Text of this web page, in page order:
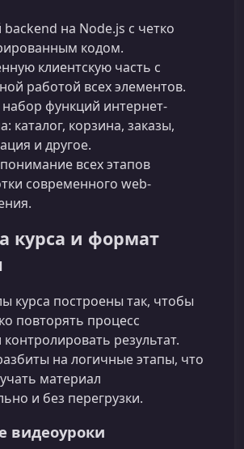
backend на Node.js с четко
кодом.
клиентскую часть с
работой всех элементов.
функций интернет-
каталог, корзина, заказы,
и другое.
всех этапов
современного web-
курса и формат
курса построены так, чтобы
повторять процесс
результат.
на логичные этапы, что
материал
и без перегрузки.
видеоуроки